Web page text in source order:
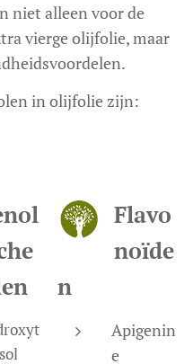
niet alleen voor de
vierge olijfolie, maar
in olijfolie zijn:
Flavo
noïde
n
Apigenin
e